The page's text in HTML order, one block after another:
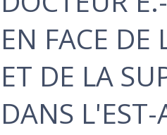
EN FACE
ET DE LA
DANS